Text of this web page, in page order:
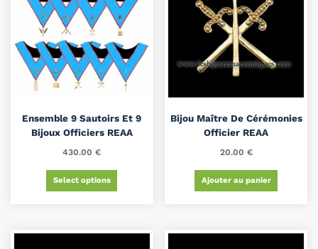
Ensemble 9 Sautoirs Et 9
Bijoux Officiers REAA
430.00€
Select options
Bijou Maître De Cérémonies
Officier REAA
20.00 €
Ajouter au panier